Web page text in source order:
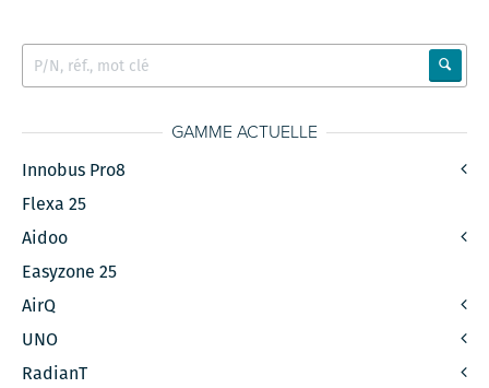
GAMME ACTUELLE
Innobus Pro8
Flexa 25
Aidoo
Easyzone 25
AirQ
UNO
RadianT